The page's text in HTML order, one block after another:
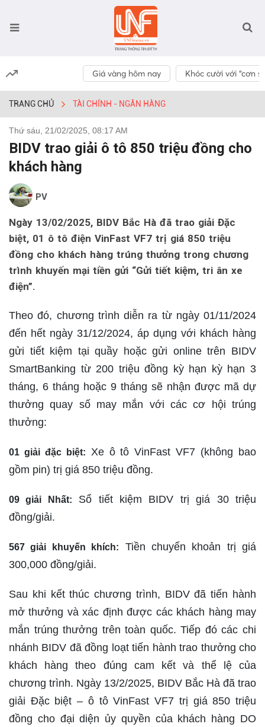
Giá vàng hôm nay Khóc cười với “cơn
TRANG CHỦ TÀI CHÍNH - NGÂN HÀNG
Thứ sáu, 21/02/2025, 08:17 AM
BIDV trao giải ô tô 850 triệu đồng cho
khách hàng
PV
Ngày 13/02/2025, BIDV Bắc Hà đã trao giải Đặc
biệt, 01 ô tô điện VinFast VF7 trị giá 850 triệu
đồng cho khách hàng trúng thưởng trong chương
trình khuyến mại tiền gửi “Gửi tiết kiệm, tri ân xe
điện”.
Theo đó, chương trình diễn ra từ ngày 01/11/2024
đến hết ngày 31/12/2024, áp dụng với khách hàng
gửi tiết kiệm tại quầy hoặc gửi online trên BIDV
SmartBanking từ 200 triệu đồng kỳ hạn kỳ hạn 3
tháng, 6 tháng hoặc 9 tháng sẽ nhận được mã dự
thưởng quay số may mắn với các cơ hội trúng
thưởng:
01 giải đặc biệt: Xe ô tô VinFast VF7 (không bao
gồm pin) trị giá 850 triệu đồng.
09 giải Nhất:
Sổ tiết kiệm BIDV trị giá 30 triệu
đồng/giải.
567 giải khuyến khích:
Tiền chuyển khoản trị giá
300,000 đồng/giải.
Sau khi kết thúc chương trình, BIDV đã tiến hành
mở thưởng và xác định được các khách hàng may
mắn trúng thưởng trên toàn quốc. Tiếp đó các chi
nhánh BIDV đã đồng loạt tiến hành trao thưởng cho
khách hàng theo đúng cam kết và thể lệ của
chương trình. Ngày 13/2/2025, BIDV Bắc Hà đã trao
giải Đặc biệt – ô tô VinFast VF7 trị giá 850 triệu
đồng cho đại diện ủy quyền của khách hàng DO